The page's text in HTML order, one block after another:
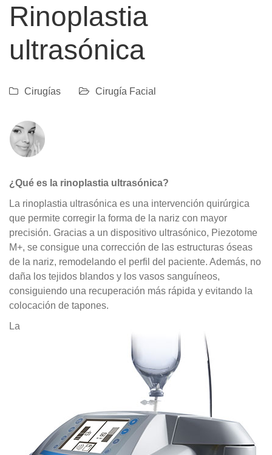
Rinoplastia
ultrasónica
Cirugías Cirugía Facial
¿Qué es la rinoplastia ultrasónica?
La rinoplastia ultrasónica es una intervención quirúrgica
que permite corregir la forma de la nariz con mayor
precisión. Gracias a un dispositivo ultrasónico, Piezotome
M+, se consigue una corrección de las estructuras óseas
de la nariz, remodelando el perfil del paciente. Además, no
daña los tejidos blandos y los vasos sanguíneos,
consiguiendo una recuperación más rápida y evitando la
colocación de tapones.
La